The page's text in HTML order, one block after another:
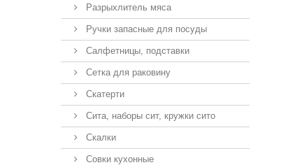
Разрыхлитель мяса
Ручки запасные для посуды
Салфетницы, подставки
Сетка для раковину
Скатерти
Сита, наборы сит, кружки сито
Скалки
Совки кухонные